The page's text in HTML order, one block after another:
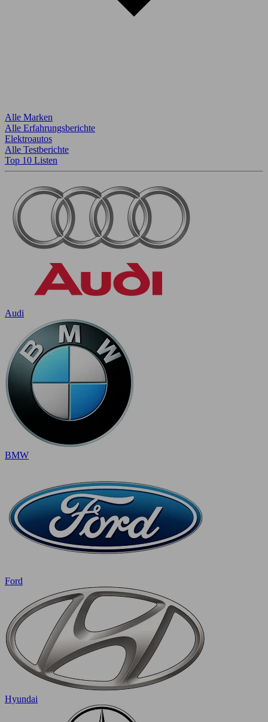
Alle Marken
Alle Erfahrungsberichte
Elektroautos
Alle Testberichte
Top 10 Listen
Audi
BMW
Ford
Hyundai